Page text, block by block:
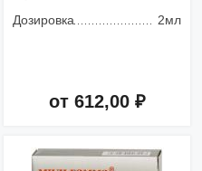
Дозировка
2мл
от 612,00 ₽